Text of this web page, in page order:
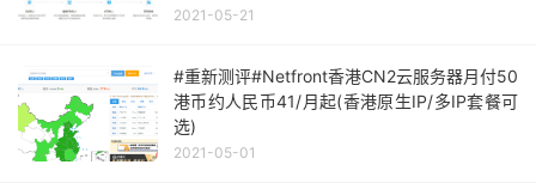
2021-05-21
#重新测评#Netfront香港CN2云服务器月付50
港币约人民币41/月起(香港原生IP/多IP套餐可
选)
2021-05-01